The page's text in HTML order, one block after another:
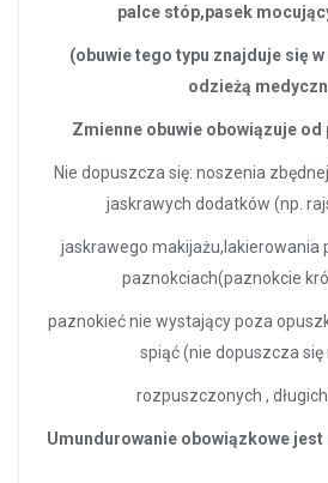
palce stóp,pasek
(obuwie tego typu znajduje się
odzieżą
Zmienne obuwie obowiązuje od
Nie dopuszcza się: noszenia
jaskrawych dodatków (np.
jaskrawego makijażu,lakierowania
paznokciach(paznokcie
paznokieć nie wystający poza
spiąć (nie dopuszcza się
rozpuszczonych , długich
Umundurowanie obowiązkowe jest